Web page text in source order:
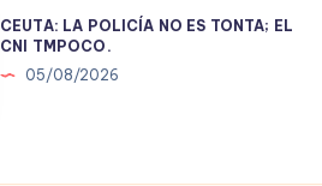
CEUTA: LA POLICÍA NO ES TONTA; EL
CNI TMPOCO.
05/08/2026